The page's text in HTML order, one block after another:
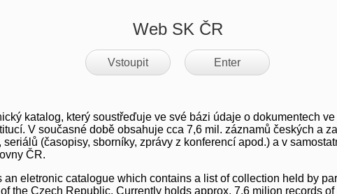
Web SK ČR
Vstoupit Enter
katalog, který soustřeďuje ve své bázi údaje o dokumentech
V současné době obsahuje cca 7,6 mil. záznamů českých a
(časopisy, sborníky, zprávy z konferencí apod.) a v
ČR.
eletronic catalogue which contains a list of collection held by
the Czech Republic. Currently holds approx. 7,6 milion records of